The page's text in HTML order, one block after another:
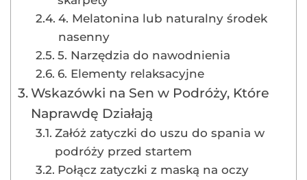
4. Melatonina lub naturalny środek
nasenny
5. Narzędzia do nawodnienia
6. Elementy relaksacyjne
Wskazówki na Sen w Podróży, Które
Naprawdę Działają
Załóż zatyczki do uszu do spania w
podróży przed startem
Połącz zatyczki z maską na oczy